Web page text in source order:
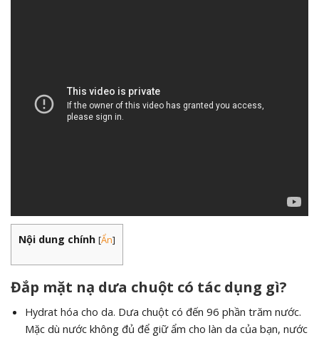
Nội dung chính [Ẩn]
Đắp mặt nạ dưa chuột có tác dụng gì?
Hydrat hóa cho da. Dưa chuột có đến 96 phần trăm nước.
Mặc dù nước không đủ để giữ ẩm cho làn da của bạn, nước